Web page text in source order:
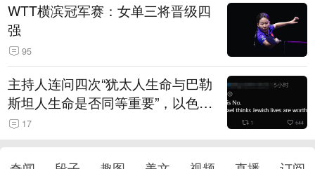
WTT横滨冠军赛：女单三将晋级四
强
95
主持人连问四次“犹太人生命与巴勒
斯坦人生命是否同等重要”，以色列
极右翼定居运动领导人装傻回避
17